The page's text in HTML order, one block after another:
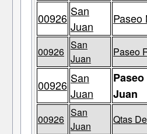
00926 San
Juan
Paseo
00926
San
Juan
Paseo
00926 San
Juan
Paseo
Juan
00926
San
Juan
Qtas